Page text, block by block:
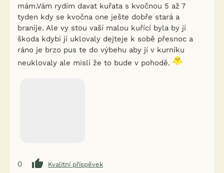
mám.Vám rydím davat kuřata s kvočnou 5 až 7
tyden kdy se kvočna one ješte dobře stará a
braníje. Ale vy stou vaší malou kuřící byla by jí
škoda kdybi jí uklovaly dejteje k sobě přesnoc a
ráno je brzo pus te do výbehu aby jí v kurníku
neuklovaly ale mislí že to bude v pohodě.
0
Kvalitní příspěvek